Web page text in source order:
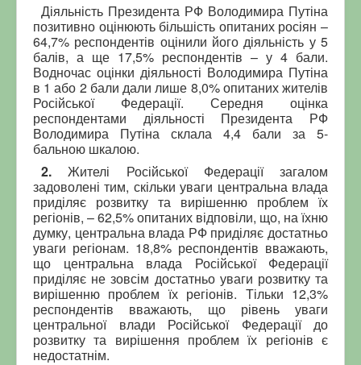
Діяльність Президента РФ Володимира Путіна
позитивно оцінюють більшість опитаних росіян –
64,7% респондентів оцінили його діяльність у 5
балів, а ще 17,5% респондентів – у 4 бали.
Водночас оцінки діяльності Володимира Путіна
в 1 або 2 бали дали лише 8,0% опитаних жителів
Російської Федерації. Середня оцінка
респондентами діяльності Президента РФ
Володимира Путіна склала 4,4 бали за 5-
бальною шкалою.
2.Жителі Російської Федерації загалом
задоволені тим, скільки уваги центральна влада
приділяє розвитку та вирішенню проблем їх
регіонів, – 62,5% опитаних відповіли, що, на їхню
думку, центральна влада РФ приділяє достатньо
уваги регіонам. 18,8% респондентів вважають,
що центральна влада Російської Федерації
приділяє не зовсім достатньо уваги розвитку та
вирішенню проблем їх регіонів. Тільки 12,3%
респондентів вважають, що рівень уваги
центральної влади Російської Федерації до
розвитку та вирішення проблем їх регіонів є
недостатнім.